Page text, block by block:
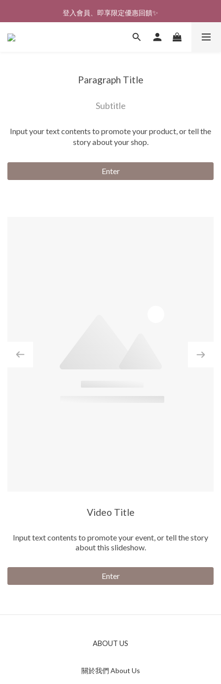
🎉新北淡水實體門市🤗歡迎蒞臨試穿🎉
登入會員、即享限定優惠回饋✨
🎉新北淡水實體門市🤗歡迎蒞臨試穿🎉
Paragraph Title
Subtitle
Input your text contents to promote your product, or tell the
story about your shop.
Enter
Video Title
Input text contents to promote your event, or tell the story
about this slideshow.
Enter
ABOUT US
關於我們 About Us